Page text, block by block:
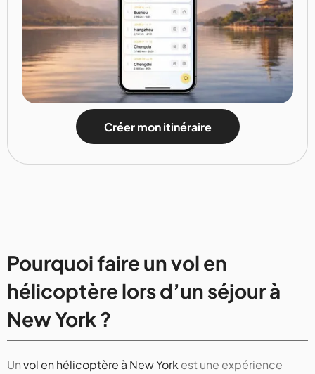
Créer mon itinéraire
Pourquoi faire un vol en
hélicoptère lors d’un séjour à
New York ?
Unvol en hélicoptère à New Yorkest une expérience